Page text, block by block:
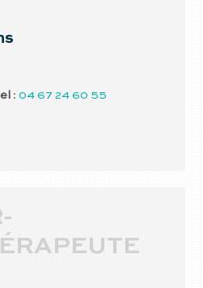
: 04 67 24 60 55